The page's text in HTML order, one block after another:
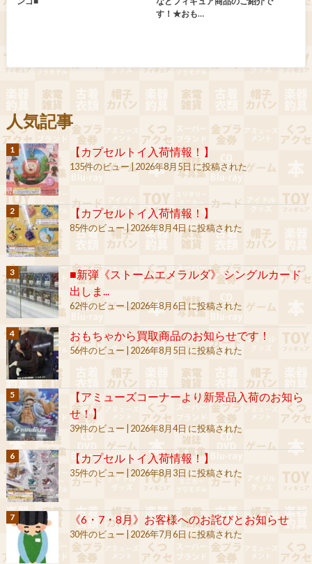
す！★おも…
人気記事
【カプセルトイ入荷情報！】
135件のビュー|2026年8月5日 に投稿された
【カプセルトイ入荷情報！】
85件のビュー|2026年8月4日 に投稿された
■新弾《ストームエメラルダ》 シングルカード
出しま...
62件のビュー|2026年8月6日 に投稿された
おもちゃから買取商品のお知らせです！
56件のビュー 2026年8月5日 に投稿された
【アミューズコーナーより新景品入荷のお知ら
せ！】
39件のビュー 2026年8月4日 に投稿された
【カプセルトイ入荷情報！】
35件のビュー 2026年8月3日 に投稿された
《6・7・8月》お客様へのお詫びとお知らせ
30件のビュー 2026年7月6日 に投稿された